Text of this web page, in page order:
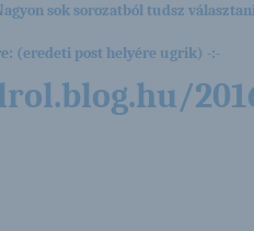
sok sorozatból tudsz
(eredeti post helyére ugrik) -:-